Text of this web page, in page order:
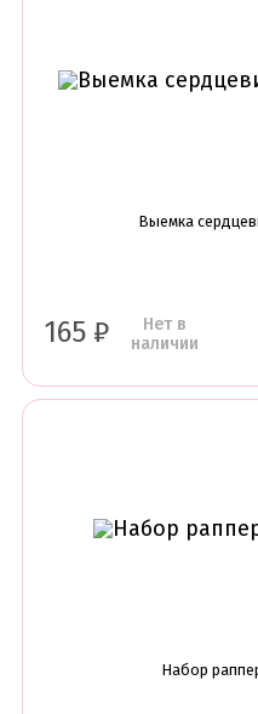
Выемка
165 ₽
Нет в
наличии
Набор